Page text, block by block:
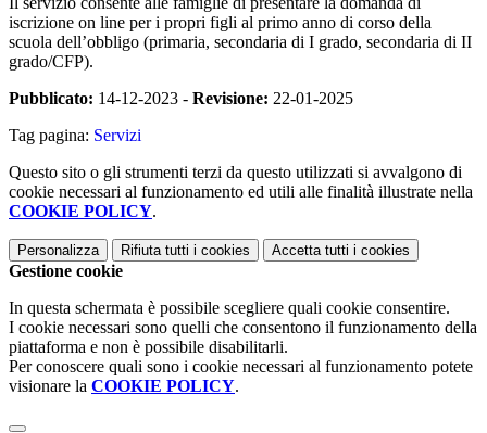
iscrizione on line per i propri figli al primo anno di corso della
scuola dell’obbligo (primaria, secondaria di I grado, secondaria di II
grado/CFP).
Pubblicato: 14-12-2023 - Revisione: 22-01-2025
Tag pagina: Servizi
Questo sito o gli strumenti terzi da questo utilizzati si avvalgono di
cookie necessari al funzionamento ed utili alle finalità illustrate nella
COOKIE POLICY.
Personalizza Rifiuta tutti i cookies Accetta tutti i cookies
Gestione cookie
In questa schermata è possibile scegliere quali cookie consentire.
I cookie necessari sono quelli che consentono il funzionamento della
piattaforma e non è possibile disabilitarli.
Per conoscere quali sono i cookie necessari al funzionamento potete
visionare la COOKIE POLICY.